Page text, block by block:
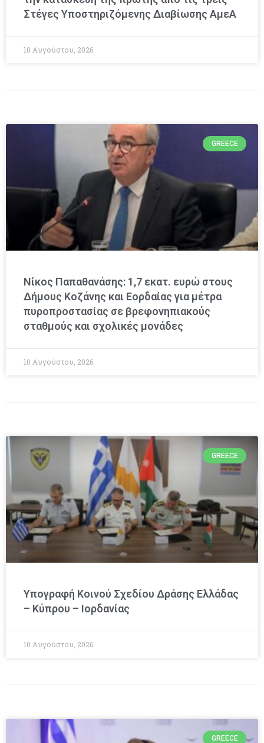
Στέγες Υποστηριζόμενης Διαβίωσης ΑμεΑ
10 Αυγούστου, 2026
GREECE
Νίκος Παπαθανάσης: 1,7 εκατ. ευρώ στους
Δήμους Κοζάνης και Εορδαίας για μέτρα
πυροπροστασίας σε βρεφονηπιακούς
σταθμούς και σχολικές μονάδες
10 Αυγούστου, 2026
GREECE
Υπογραφή Κοινού Σχεδίου Δράσης Ελλάδας
– Κύπρου – Ιορδανίας
10 Αυγούστου, 2026
GREECE